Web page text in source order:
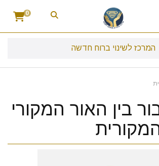
0
המרכז לשינוי ברוח חדשה
בין האור המקורי